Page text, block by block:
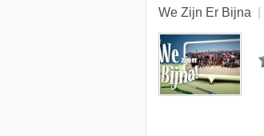
We Zijn Er Bijna